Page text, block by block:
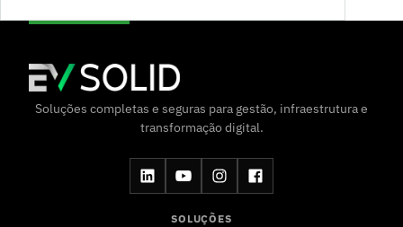
Soluções completas e seguras para gestão, infraestrutura e
transformação digital.
SOLUÇÕES